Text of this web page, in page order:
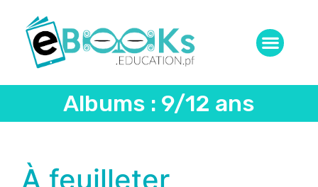
Albums : 9/12 ans
À feuilleter